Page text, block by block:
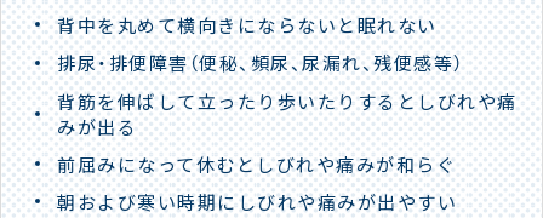
背中を丸めて横向きにならないと眠れない
排尿・排便障害（便秘、頻尿、尿漏れ、残便感等）
背筋を伸ばして立ったり歩いたりするとしびれや痛
みが出る
前屈みになって休むとしびれや痛みが和らぐ
朝および寒い時期にしびれや痛みが出やすい